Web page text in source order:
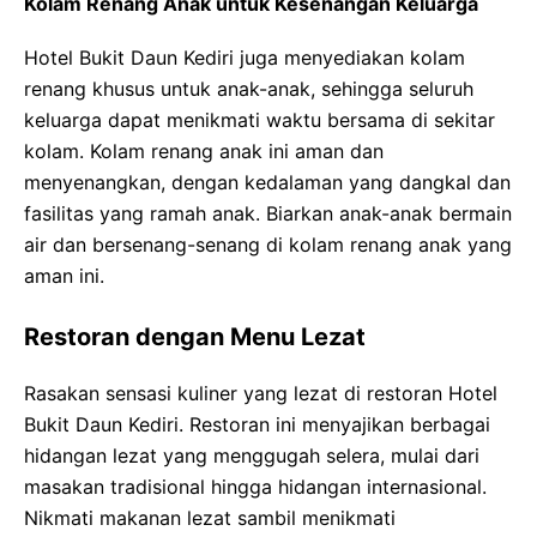
Hotel Bukit Daun Kediri juga menyediakan kolam
renang khusus untuk anak-anak, sehingga seluruh
keluarga dapat menikmati waktu bersama di sekitar
kolam. Kolam renang anak ini aman dan
menyenangkan, dengan kedalaman yang dangkal dan
fasilitas yang ramah anak. Biarkan anak-anak bermain
air dan bersenang-senang di kolam renang anak yang
aman ini.
Restoran dengan Menu Lezat
Rasakan sensasi kuliner yang lezat di restoran Hotel
Bukit Daun Kediri. Restoran ini menyajikan berbagai
hidangan lezat yang menggugah selera, mulai dari
masakan tradisional hingga hidangan internasional.
Nikmati makanan lezat sambil menikmati